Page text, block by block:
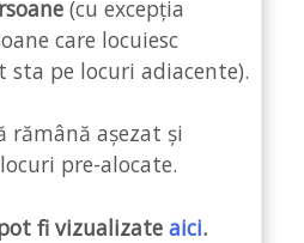
(cu excepția
care locuiesc
sta pe locuri adiacente).
rămână așezat și
pre-alocate.
fi vizualizate aici.